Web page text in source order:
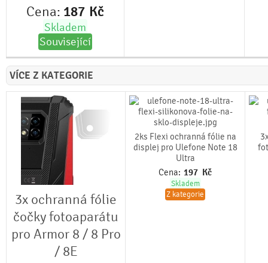
Cena: 187 Kč
Skladem
Související
VÍCE Z KATEGORIE
3x ochranná fólie
čočky fotoaparátu
pro Armor 8 / 8 Pro
/ 8E
2ks Flexi ochranná fólie na
displej pro Ulefone Note 18
Ultra
Cena: 197 Kč
Skladem
Z kategorie